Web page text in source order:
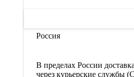
Россия
В пределах России
через курьерские службы